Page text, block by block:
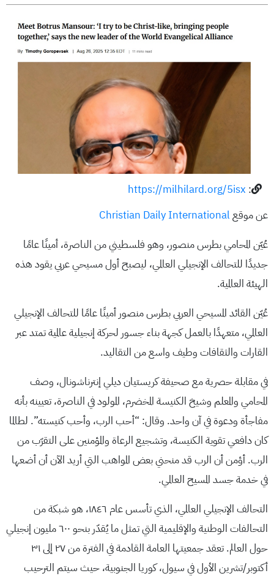
:
https://milhilard.org/5isx
عن موقع
عُيّن المحامي بطرس منصور، وهو فلسطيني من الناصرة، أمينًا عامًا
جديدًا للتحالف الإنجيلي العالمي، ليصبح أول مسيحي عربي يقود هذه
الهيئة العالمية.
عُيّن القائد المسيحي العربي بطرس منصور أمينًا عامًا للتحالف الإنجيلي
العالمي، متعهدًا بالعمل كجهة بناء جسور لحركة إنجيلية عالمية تمتد عبر
القارات والثقافات وطيف واسع من التقاليد.
في مقابلة حصرية مع صحيفة كريستيان ديلي إنترناشونال، وصف
المحامي والمعلم وشيخ الكنيسة المخضرم، المولود في الناصرة، تعيينه بأنه
مفاجأة ودعوة في آن واحد. وقال: “أحب الرب، وأحب كنيسته”. لطالما
كان دافعي تقوية الكنيسة، وتشجيع الرعاة والمؤمنين على التقرّب من
الرب. أؤمن أن الرب قد منحني بعض المواهب التي أريد الآن أن أضعها
في خدمة جسد المسيح العالمي.
التحالف الإنجيلي العالمي، الذي تأسس عام ١٨٤٦، هو شبكة من
التحالفات الوطنية والإقليمية التي تمثل ما يُقدّر بنحو ٦٠٠ مليون إنجيلي
حول العالم. تعقد جمعيتها العامة القادمة في الفترة من ٢٧ إلى ٣١
أكتوبر/تشرين الأول في سيول، كوريا الجنوبية، حيث سيتم الترحيب